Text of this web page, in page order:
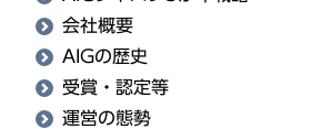
会社概要
AIGの歴史
受賞・認定等
運営の態勢